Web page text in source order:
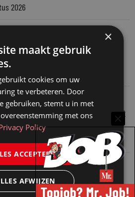
2026
over puzzels, puzzelen
NIEUWS
van de Rechtspraak vaart
botenparade Pride
×
maakt gebruik
cookies om uw
te verbeteren. Door
gebruiken, stemt u in met
met ons
Policy
ACCEPTEREN
AFWIJZEN